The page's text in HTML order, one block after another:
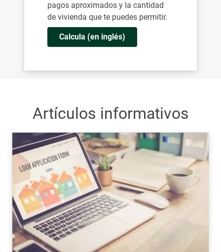
pagos aproximados y la cantidad
de vivienda que te puedes permitir.
Calcula (en inglés)
Artículos informativos